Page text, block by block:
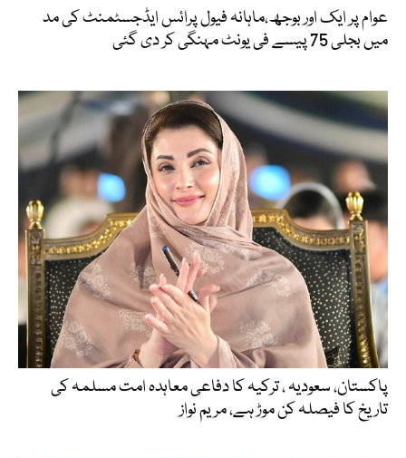
عوام پر ایک اور بوجھ،ماہانہ فیول پرائس ایڈجسٹمنٹ کی مد
میں بجلی 75 پیسے فی یونٹ مہنگی کر دی گئی
پاکستان، سعودیہ ، ترکیہ کا دفاعی معاہدہ امت مسلمہ کی
تاریخ کا فیصلہ کن موڑ ہے، مریم نواز